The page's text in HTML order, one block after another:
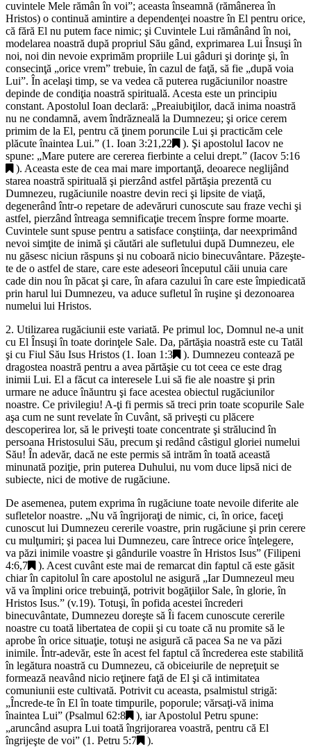
cuvintele Mele rămân în voi”; aceasta înseamnă (rămânerea în
Hristos) o continuă amintire a dependenţei noastre în El pentru orice,
că fără El nu putem face nimic; şi Cuvintele Lui rămânând în noi,
modelarea noastră după propriul Său gând, exprimarea Lui Însuşi în
noi, noi din nevoie exprimăm propriile Lui gâduri şi dorinţe şi, în
consecinţă „orice vrem” trebuie, în cazul de faţă, să fie „după voia
Lui”. În acelaşi timp, se va vedea că puterea rugăciunilor noastre
depinde de condiţia noastră spirituală. Acesta este un principiu
constant. Apostolul Ioan declară: „Preaiubiţilor, dacă inima noastră
nu ne condamnă, avem îndrăzneală la Dumnezeu; şi orice cerem
primim de la El, pentru că ţinem poruncile Lui şi practicăm cele
plăcute înaintea Lui.” (1. Ioan 3:21,22
). Şi apostolul Iacov ne
spune: „Mare putere are cererea fierbinte a celui drept.” (Iacov 5:16
). Aceasta este de cea mai mare importanţă, deoarece neglijând
starea noastră spirituală şi pierzând astfel părtăşia prezentă cu
Dumnezeu, rugăciunile noastre devin reci şi lipsite de viaţă,
degenerând într-o repetare de adevăruri cunoscute sau fraze vechi şi
astfel, pierzând întreaga semnificaţie trecem înspre forme moarte.
Cuvintele sunt spuse pentru a satisface conştiinţa, dar neexprimând
nevoi simţite de inimă şi căutări ale sufletului după Dumnezeu, ele
nu găsesc niciun răspuns şi nu coboară nicio binecuvântare. Păzeşte-
te de o astfel de stare, care este adeseori începutul căii unuia care
cade din nou în păcat şi care, în afara cazului în care este împiedicată
prin harul lui Dumnezeu, va aduce sufletul în ruşine şi dezonoarea
numelui lui Hristos.
2. Utilizarea rugăciunii este variată. Pe primul loc, Domnul ne-a unit
cu El Însuşi în toate dorinţele Sale. Da, părtăşia noastră este cu Tatăl
şi cu Fiul Său Isus Hristos (1. Ioan 1:3
). Dumnezeu contează pe
dragostea noastră pentru a avea părtăşie cu tot ceea ce este drag
inimii Lui. El a făcut ca interesele Lui să fie ale noastre şi prin
urmare ne aduce înăuntru şi face acestea obiectul rugăciunilor
noastre. Ce privilegiu! A-ţi fi permis să treci prin toate scopurile Sale
aşa cum ne sunt revelate în Cuvânt, să priveşti cu plăcere
descoperirea lor, să le priveşti toate concentrate şi strălucind în
persoana Hristosului Său, precum şi redând câstigul gloriei numelui
Său! În adevăr, dacă ne este permis să intrăm în toată această
minunată poziţie, prin puterea Duhului, nu vom duce lipsă nici de
subiecte, nici de motive de rugăciune.
De asemenea, putem exprima în rugăciune toate nevoile diferite ale
sufletelor noastre. „Nu vă îngrijoraţi de nimic, ci, în orice, faceţi
cunoscut lui Dumnezeu cererile voastre, prin rugăciune şi prin cerere
cu mulţumiri; şi pacea lui Dumnezeu, care întrece orice înţelegere,
va păzi inimile voastre şi gândurile voastre în Hristos Isus” (Filipeni
4:6,7
). Acest cuvânt este mai de remarcat din faptul că este găsit
chiar în capitolul în care apostolul ne asigură „Iar Dumnezeul meu
vă va împlini orice trebuinţă, potrivit bogăţiilor Sale, în glorie, în
Hristos Isus.” (v.19). Totuşi, în pofida acestei încrederi
binecuvântate, Dumnezeu doreşte să Îi facem cunoscute cererile
noastre cu toată libertatea de copii şi cu toate că nu promite să le
aprobe în orice situaţie, totuşi ne asigură că pacea Sa ne va păzi
inimile. Într-adevăr, este în acest fel faptul că încrederea este stabilită
în legătura noastră cu Dumnezeu, că obiceiurile de nepreţuit se
formează neavând nicio reţinere faţă de El şi că intimitatea
comuniunii este cultivată. Potrivit cu aceasta, psalmistul strigă:
„Încrede-te în El în toate timpurile, poporule; vărsaţi-vă inima
înaintea Lui” (Psalmul 62:8
), iar Apostolul Petru spune:
„aruncând asupra Lui toată îngrijorarea voastră, pentru că El
îngrijeşte de voi” (1. Petru 5:7
).